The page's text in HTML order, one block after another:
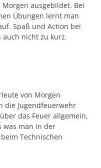
ausgebildet. Bei
Übungen lernt man
Spaß und Action bei
auch nicht zu kurz.
von Morgen
die Jugendfeuerwehr
das Feuer allgemein,
was man in der
Technischen